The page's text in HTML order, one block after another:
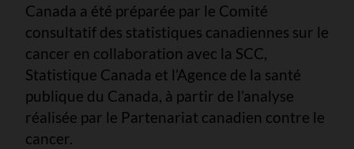
Canada a été préparée par le Comité
consultatif des statistiques canadiennes sur le
cancer en collaboration avec la SCC,
Statistique Canada et l’Agence de la santé
publique du Canada, à partir de l’analyse
réalisée par le Partenariat canadien contre le
cancer.